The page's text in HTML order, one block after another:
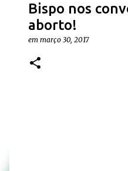
Bispo nos
aborto!
em março 30, 2017